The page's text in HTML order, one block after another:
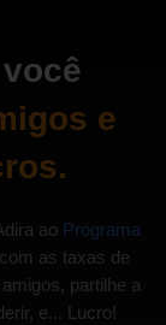
e
ao Programa
as taxas de
partilhe a
e... Lucro!